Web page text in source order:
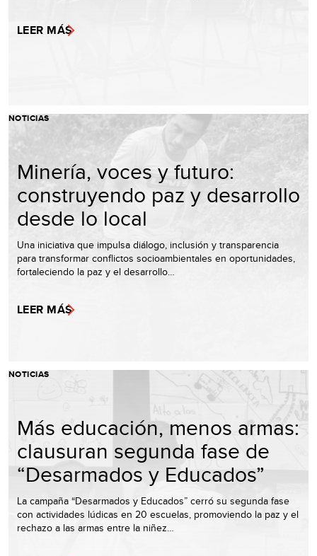
LEER MÁS
NOTICIAS
Minería, voces y futuro:
construyendo paz y desarrollo
desde lo local
Una iniciativa que impulsa diálogo, inclusión y transparencia
para transformar conflictos socioambientales en oportunidades,
fortaleciendo la paz y el desarrollo…
LEER MÁS
NOTICIAS
Más educación, menos armas:
clausuran segunda fase de
“Desarmados y Educados”
La campaña “Desarmados y Educados” cerró su segunda fase
con actividades lúdicas en 20 escuelas, promoviendo la paz y el
rechazo a las armas entre la niñez…